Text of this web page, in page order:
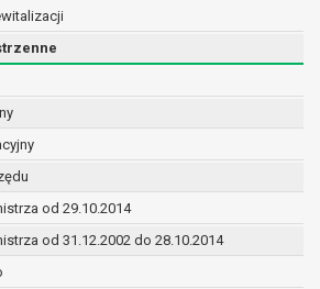
od 29.10.2014
od 31.12.2002 do 28.10.2014
przetwarzaniem danych w celu wskazanym
innym upoważnionym
osobowych. Odbiorcami mogą być:
które przetwarzają dane osobowe w
zawartej z nim umowy powierzenia
upoważnione do odbioru danych
przepisów prawa.
osobowe będą przetwarzane przez
dla jakiego zostały zebrane oraz zgodnie z
przez przepisy prawa powszechnie